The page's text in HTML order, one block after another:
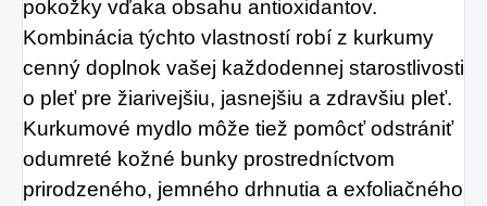
pokožky vďaka obsahu antioxidantov.
Kombinácia týchto vlastností robí z kurkumy
cenný doplnok vašej každodennej starostlivosti
o pleť pre žiarivejšiu, jasnejšiu a zdravšiu pleť.
Kurkumové mydlo môže tiež pomôcť odstrániť
odumreté kožné bunky prostredníctvom
prirodzeného, ​​jemného drhnutia a exfoliačného